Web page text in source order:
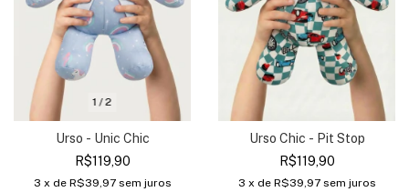
1 /2
Urso - Unic Chic
R$119,90
3 x de R$39,97 sem juros
Urso Chic - Pit Stop
R$119,90
3 x de R$39,97 sem juros